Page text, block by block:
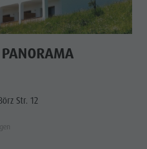
PANORAMA
Str. 12